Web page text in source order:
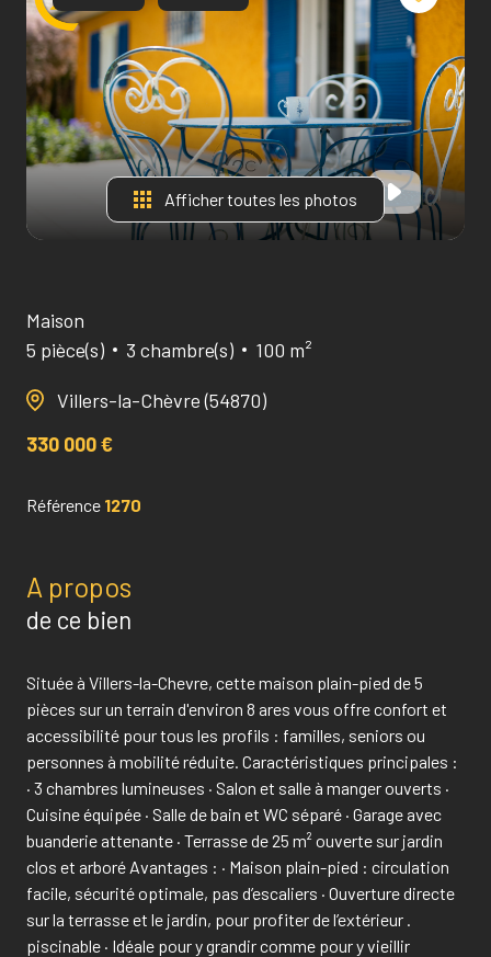
Afficher toutes les photos
Maison
5 pièce(s)
3 chambre(s) 100 m²
Villers-la-Chèvre (54870)
330 000 €
Référence 1270
A propos
de ce bien
Située à Villers-la-Chevre, cette maison plain-pied de 5
pièces sur un terrain d'environ 8 ares vous offre confort et
accessibilité pour tous les profils : familles, seniors ou
personnes à mobilité réduite. Caractéristiques principales :
· 3 chambres lumineuses · Salon et salle à manger ouverts ·
Cuisine équipée · Salle de bain et WC séparé · Garage avec
buanderie attenante · Terrasse de 25 m² ouverte sur jardin
clos et arboré Avantages : · Maison plain-pied : circulation
facile, sécurité optimale, pas d’escaliers · Ouverture directe
sur la terrasse et le jardin, pour profiter de l’extérieur .
piscinable · Idéale pour y grandir comme pour y vieillir